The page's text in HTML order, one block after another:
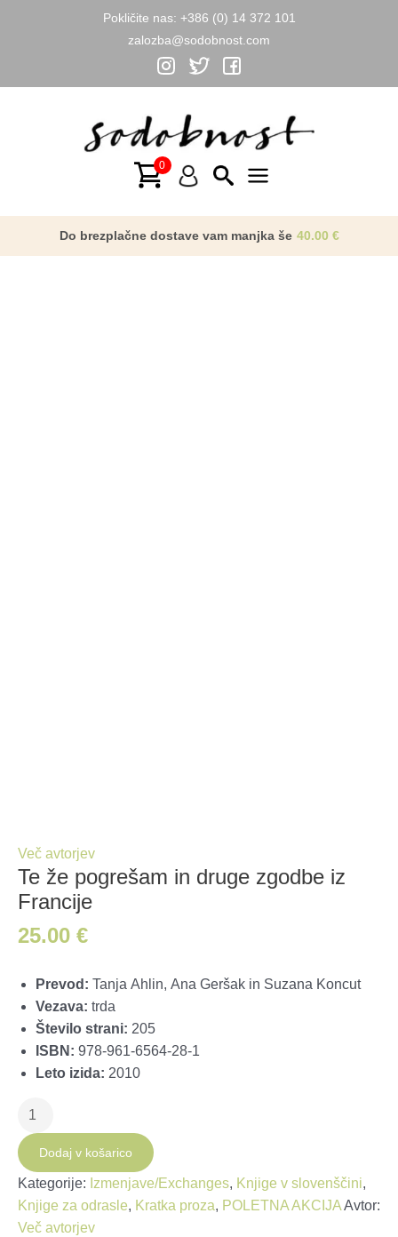
Pokličite nas: +386 (0) 14 372 101
zalozba@sodobnost.com
Menu
Do brezplačne dostave vam manjka še 40.00 €
Več avtorjev
Te že pogrešam in druge zgodbe iz
Francije
25.00 €
Prevod: Tanja Ahlin, Ana Geršak in Suzana Koncut
Vezava: trda
Število strani: 205
ISBN: 978-961-6564-28-1
Leto izida: 2010
Te
že
pogrešam
in
druge
zgodbe
Dodaj v košarico
Kategorije: Izmenjave/Exchanges, Knjige v slovenščini,
Knjige za odrasle, Kratka proza, POLETNA AKCIJAAvtor:
Več avtorjev